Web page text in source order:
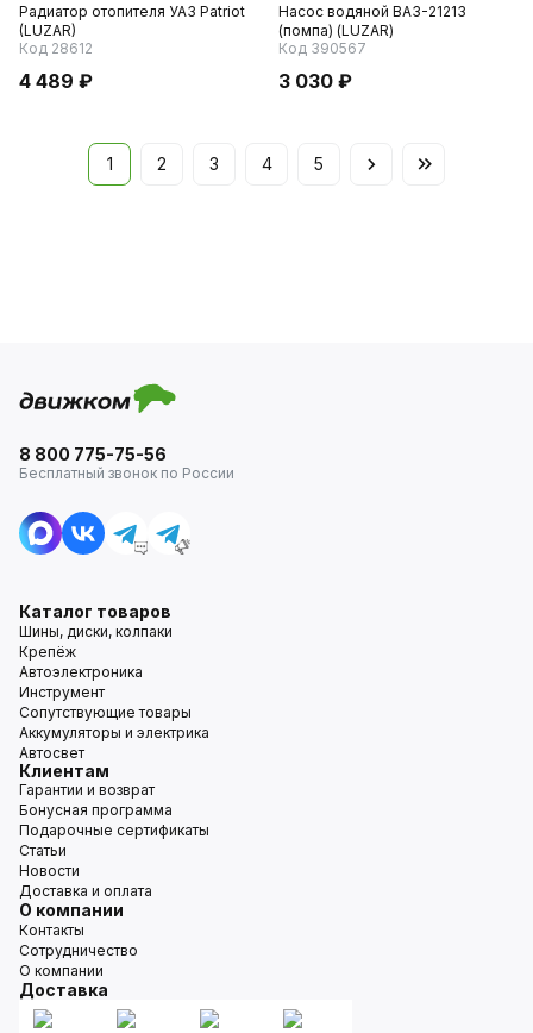
Радиатор отопителя УАЗ Patriot
(LUZAR)
Код 28612
4 489 ₽
Насос водяной ВАЗ-21213
(помпа) (LUZAR)
Код 390567
3 030 ₽
1 2 3 4 5
8 800 775-75-56
Бесплатный звонок по России
Каталог товаров
Шины, диски, колпаки
Крепёж
Автоэлектроника
Инструмент
Сопутствующие товары
Аккумуляторы и электрика
Автосвет
Клиентам
Гарантии и возврат
Бонусная программа
Подарочные сертификаты
Статьи
Новости
Доставка и оплата
О компании
Контакты
Сотрудничество
О компании
Доставка